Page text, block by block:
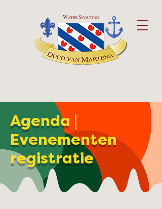
Agenda |
Evenementen
registratie